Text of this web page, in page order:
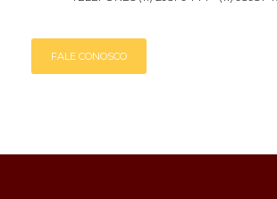
FALE CONOSCO